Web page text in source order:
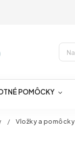
POMÔCKY
/ Vložky a